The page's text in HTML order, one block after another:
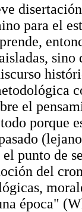
para el
sino
el
porque
punto de
del
época"